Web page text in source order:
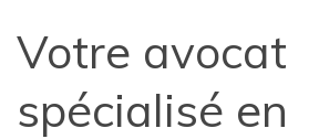
Votre avocat
spécialisé en